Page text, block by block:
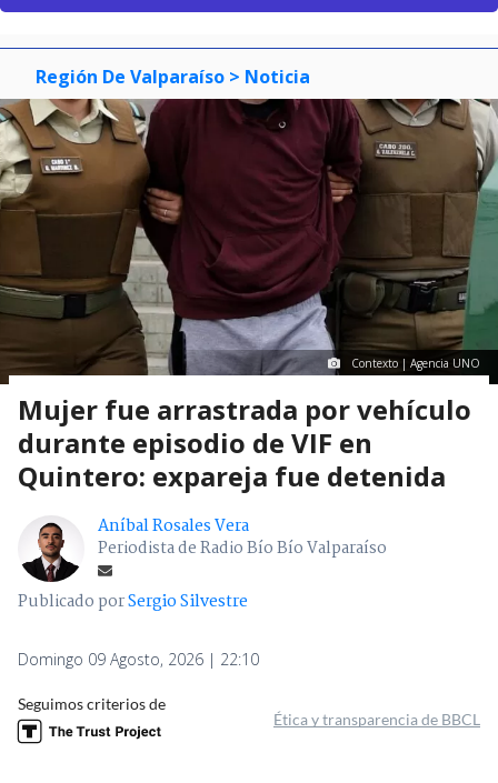
Región De Valparaíso > Noticia
Contexto | Agencia UNO
Mujer fue arrastrada por vehículo
durante episodio de VIF en
Quintero: expareja fue detenida
Aníbal Rosales Vera
Periodista de Radio Bío Bío Valparaíso
Publicado porSergio Silvestre
Domingo 09 Agosto, 2026 | 22:10
Seguimos criterios de
Ética y transparencia de BBCL